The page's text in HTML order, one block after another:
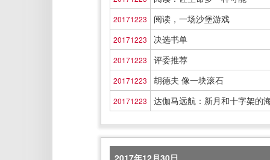
20171223 阅读，一场沙堡游戏
20171223 决选书单
20171223 评委推荐
20171223 胡德夫 像一块滚石
20171223 达伽马远航：新月和十字架的
2017年12月30日